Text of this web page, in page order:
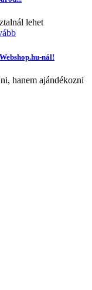
lehet
nál!
hanem ajándékozni